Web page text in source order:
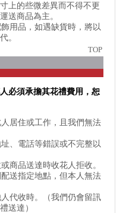
上的些微差異而不得不更
送商品為主。
用品，如遇缺貨時，將以
。
TOP
必須承擔其花禮費用，恕
居住或工作，且我們無法
、電話等錯誤或不完整以
商品送達時收花人拒收。
送指定地點，但本人無法
代收時。（我們仍會留訊
送達）